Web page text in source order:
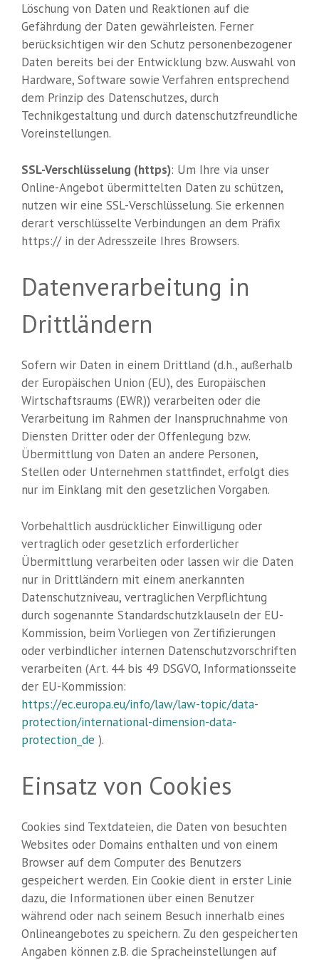
Löschung von Daten und Reaktionen auf die
Gefährdung der Daten gewährleisten. Ferner
berücksichtigen wir den Schutz personenbezogener
Daten bereits bei der Entwicklung bzw. Auswahl von
Hardware, Software sowie Verfahren entsprechend
dem Prinzip des Datenschutzes, durch
Technikgestaltung und durch datenschutzfreundliche
Voreinstellungen.
SSL-Verschlüsselung (https): Um Ihre via unser
Online-Angebot übermittelten Daten zu schützen,
nutzen wir eine SSL-Verschlüsselung. Sie erkennen
derart verschlüsselte Verbindungen an dem Präfix
https:// in der Adresszeile Ihres Browsers.
Datenverarbeitung in
Drittländern
Sofern wir Daten in einem Drittland (d.h., außerhalb
der Europäischen Union (EU), des Europäischen
Wirtschaftsraums (EWR)) verarbeiten oder die
Verarbeitung im Rahmen der Inanspruchnahme von
Diensten Dritter oder der Offenlegung bzw.
Übermittlung von Daten an andere Personen,
Stellen oder Unternehmen stattfindet, erfolgt dies
nur im Einklang mit den gesetzlichen Vorgaben.
Vorbehaltlich ausdrücklicher Einwilligung oder
vertraglich oder gesetzlich erforderlicher
Übermittlung verarbeiten oder lassen wir die Daten
nur in Drittländern mit einem anerkannten
Datenschutzniveau, vertraglichen Verpflichtung
durch sogenannte Standardschutzklauseln der EU-
Kommission, beim Vorliegen von Zertifizierungen
oder verbindlicher internen Datenschutzvorschriften
verarbeiten (Art. 44 bis 49 DSGVO, Informationsseite
der EU-Kommission:
https://ec.europa.eu/info/law/law-topic/data-
protection/international-dimension-data-
protection_de ).
Einsatz von Cookies
Cookies sind Textdateien, die Daten von besuchten
Websites oder Domains enthalten und von einem
Browser auf dem Computer des Benutzers
gespeichert werden. Ein Cookie dient in erster Linie
dazu, die Informationen über einen Benutzer
während oder nach seinem Besuch innerhalb eines
Onlineangebotes zu speichern. Zu den gespeicherten
Angaben können z.B. die Spracheinstellungen auf